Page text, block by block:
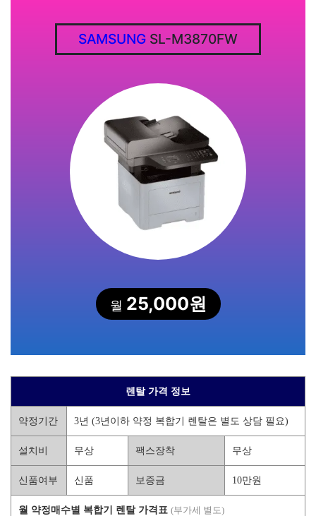
SAMSUNG SL-M3870FW
월 25,000원
렌탈 가격 정보
약정기간 3년 (3년이하 약정 복합기 렌탈은 별도 상담 필요)
설치비 무상 팩스장착 무상
신품여부 신품 보증금 10만원
월 약정매수별 복합기 렌탈 가격표 (부가세 별도)